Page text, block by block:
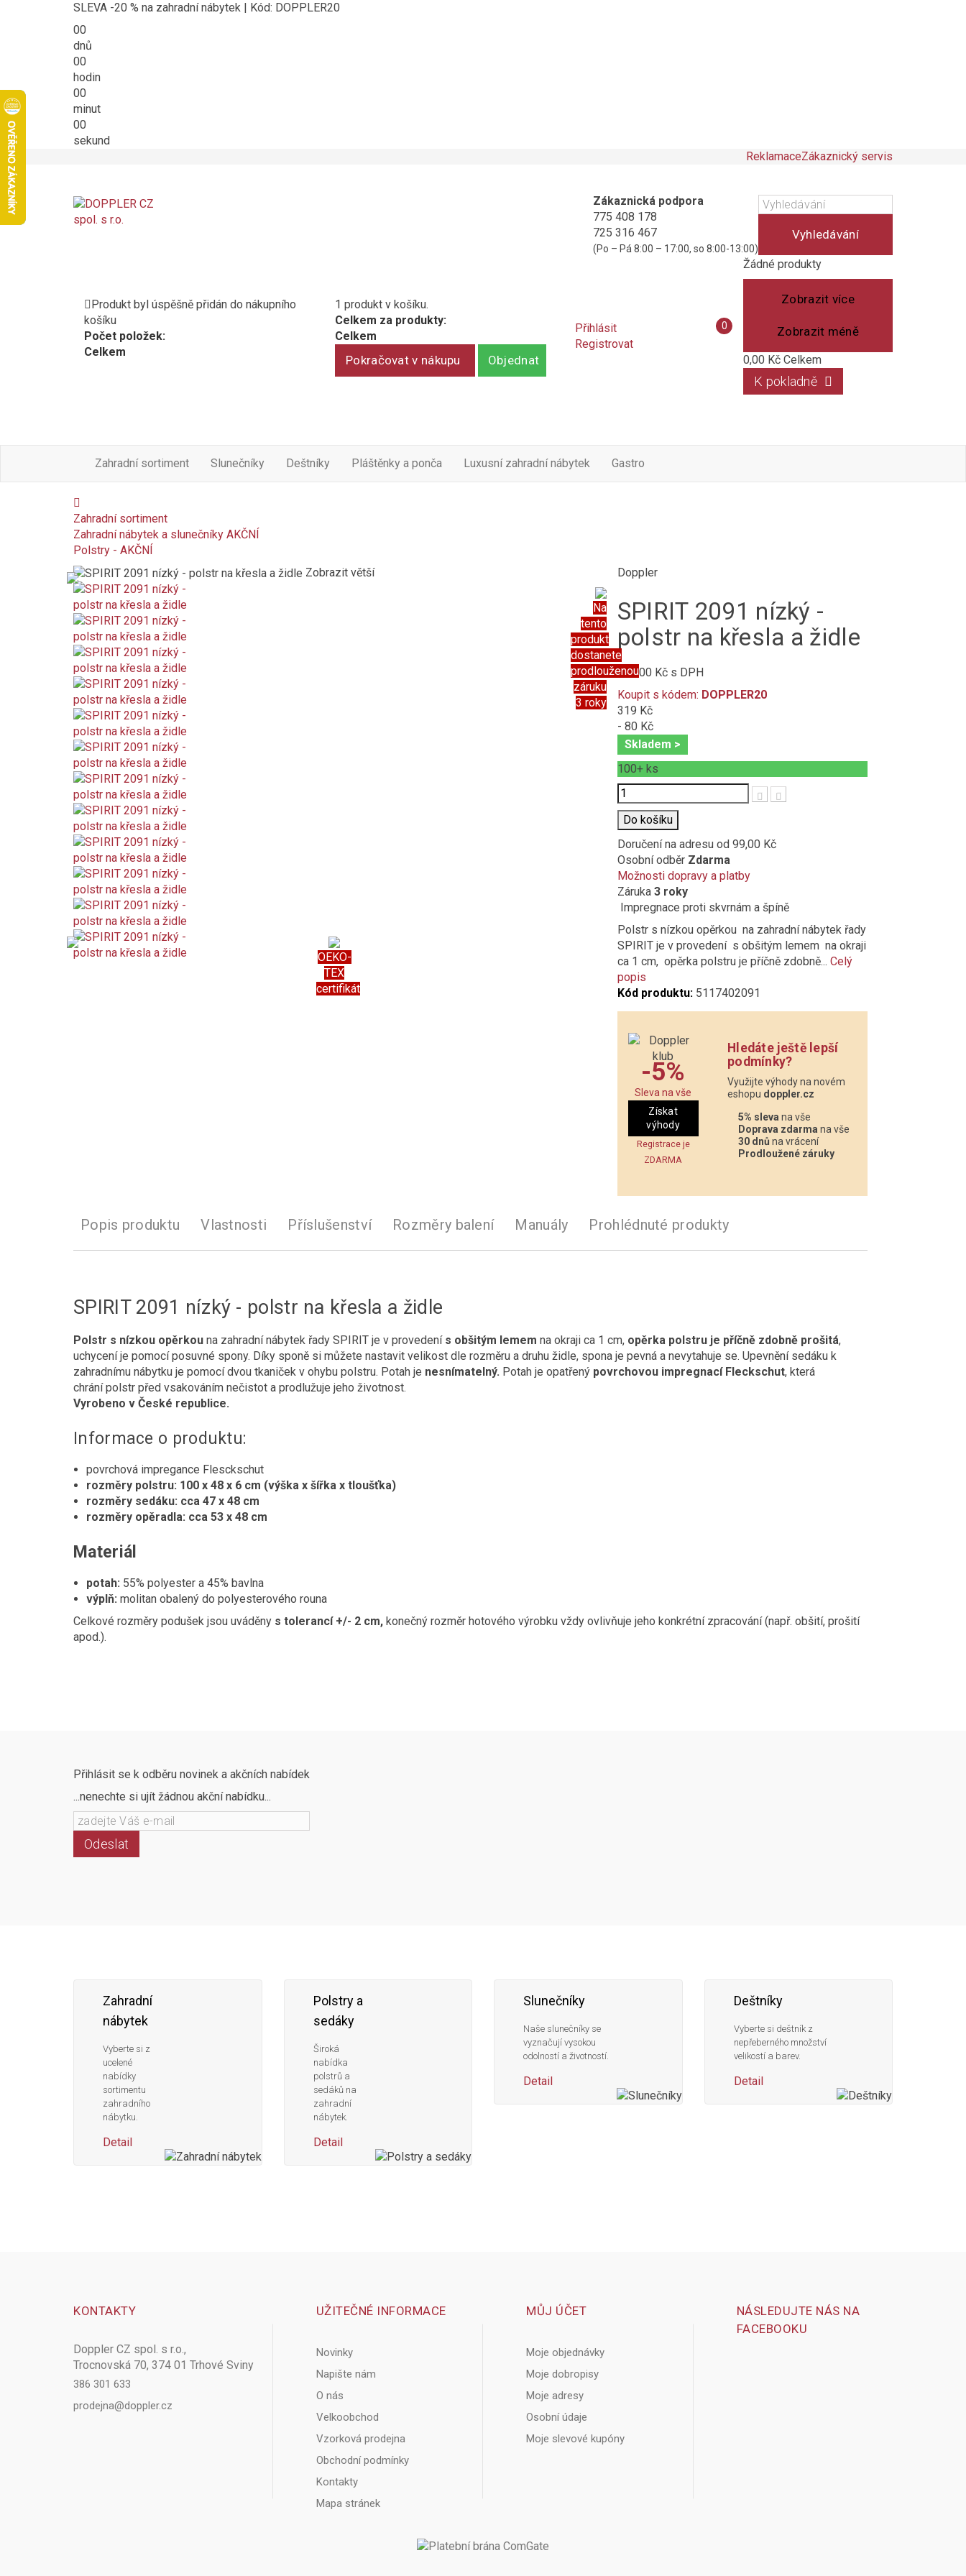
SLEVA -20 % na zahradní nábytek | Kód: DOPPLER20
00
dnů
00
hodin
00
minut
00
sekund
ReklamaceZákaznický servis
Zákaznická podpora
775 408 178
725 316 467
(Po – Pá 8:00 – 17:00, so 8:00-13:00)
Vyhledávání
Košík
(prázdný)
Žádné produkty
Zobrazit více
Zobrazit méně
0,00 Kč Celkem
K pokladně
Produkt byl úspěšně přidán do nákupního
košíku
Počet položek:
Celkem
1 produkt v košíku.
Celkem za produkty:
Celkem
Pokračovat v nákupu Objednat
Přihlásit
Registrovat
Porovnání
0
Zahradní sortiment Slunečníky Deštníky Pláštěnky a ponča Luxusní zahradní nábytek Gastro
Zahradní sortiment
Zahradní nábytek a slunečníky AKČNÍ
Polstry - AKČNÍ
OEKO-
TEX
certifikát
Na
tento
produkt
dostanete
prodlouženou
záruku
3 roky
Zobrazit větší Doppler
SPIRIT 2091 nízký -
polstr na křesla a židle
399,00 Kčs DPH
Koupit s kódem: DOPPLER20
319 Kč
- 80 Kč
Skladem >
100+ ks
Počet
Do košíku
Doručení na adresu od 99,00 Kč
Osobní odběr Zdarma
Možnosti dopravy a platby
Záruka 3 roky
Impregnace proti skvrnám a špíně
Polstr s nízkou opěrkou na zahradní nábytek řady
SPIRIT je v provedení s obšitým lemem na okraji
ca 1 cm, opěrka polstru je příčně zdobně... Celý
popis
Kód produktu: 5117402091
-5%
Sleva na vše
Získat
výhody
Registrace je
ZDARMA
Hledáte ještě lepší
podmínky?
Využijte výhody na novém
eshopu doppler.cz
5% sleva na vše
Doprava zdarma na vše
30 dnů na vrácení
Prodloužené záruky
Popis produktu Vlastnosti Příslušenství Rozměry balení Manuály Prohlédnuté produkty
SPIRIT 2091 nízký - polstr na křesla a židle
Polstr s nízkou opěrkou na zahradní nábytek řady SPIRIT je v provedení s obšitým lemem na okraji ca 1 cm, opěrka polstru je příčně zdobně prošitá,
uchycení je pomocí posuvné spony. Díky sponě si můžete nastavit velikost dle rozměru a druhu židle, spona je pevná a nevytahuje se. Upevnění sedáku k
zahradnímu nábytku je pomocí dvou tkaniček v ohybu polstru. Potah je nesnímatelný. Potah je opatřený povrchovou impregnací Fleckschut, která
chrání polstr před vsakováním nečistot a prodlužuje jeho životnost.
Vyrobeno v České republice.
Informace o produktu:
povrchová impregance Flesckschut
rozměry polstru: 100 x 48 x 6 cm (výška x šířka x tloušťka)
rozměry sedáku: cca 47 x 48 cm
rozměry opěradla: cca 53 x 48 cm
Materiál
potah: 55% polyester a 45% bavlna
výplň: molitan obalený do polyesterového rouna
Celkové rozměry podušek jsou uváděny s tolerancí +/- 2 cm, konečný rozměr hotového výrobku vždy ovlivňuje jeho konkrétní zpracování (např. obšití, prošití
apod.).
Přihlásit se k odběru novinek a akčních nabídek
...nenechte si ujít žádnou akční nabídku...
Odeslat
Zahradní
nábytek
Vyberte si z
ucelené
nabídky
sortimentu
zahradního
nábytku.
Detail
Polstry a
sedáky
Široká
nabídka
polstrů a
sedáků na
zahradní
nábytek.
Detail
Slunečníky
Naše slunečníky se
vyznačují vysokou
odolností a životností.
Detail
Deštníky
Vyberte si deštník z
nepřeberného množství
velikostí a barev.
Detail
KONTAKTY
Doppler CZ spol. s r.o.,
Trocnovská 70, 374 01 Trhové Sviny
386 301 633
prodejna@doppler.cz
UŽITEČNÉ INFORMACE
Novinky
Napište nám
O nás
Velkoobchod
Vzorková prodejna
Obchodní podmínky
Kontakty
Mapa stránek
MŮJ ÚČET
Moje objednávky
Moje dobropisy
Moje adresy
Osobní údaje
Moje slevové kupóny
NÁSLEDUJTE NÁS NA
FACEBOOKU